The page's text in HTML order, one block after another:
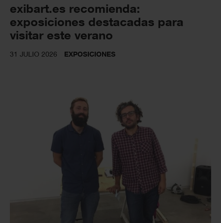
exibart.es recomienda:
exposiciones destacadas para
visitar este verano
31 JULIO 2026 EXPOSICIONES